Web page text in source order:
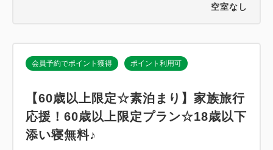
空室なし
会員予約でポイント獲得 ポイント利用可
【60歳以上限定☆素泊まり】家族旅行
応援！60歳以上限定プラン☆18歳以下
添い寝無料♪